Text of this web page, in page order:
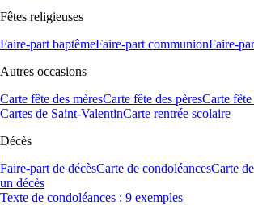
Fêtes religieuses
Faire-part baptêmeFaire-part communionFaire-
Autres occasions
Carte fête des mèresCarte fête des pèresCarte
Cartes de Saint-ValentinCarte rentrée scolaire
Décès
Faire-part de décèsCarte de condoléancesCarte
un décès
Texte de condoléances : 9 exemples